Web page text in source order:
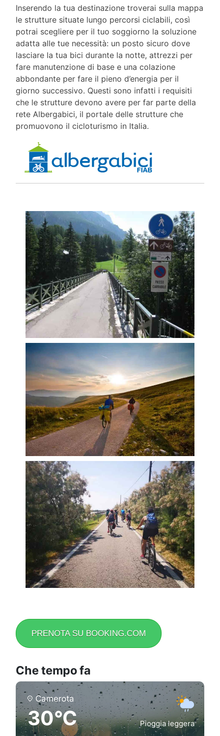
Inserendo la tua destinazione troverai sulla mappa
le strutture situate lungo percorsi ciclabili, così
potrai scegliere per il tuo soggiorno la soluzione
adatta alle tue necessità: un posto sicuro dove
lasciare la tua bici durante la notte, attrezzi per
fare manutenzione di base e una colazione
abbondante per fare il pieno d’energia per il
giorno successivo. Questi sono infatti i requisiti
che le strutture devono avere per far parte della
rete Albergabici, il portale delle strutture che
promuovono il cicloturismo in Italia.
PRENOTA SU BOOKING.COM
Che tempo fa
Camerota
30°C Pioggia leggera